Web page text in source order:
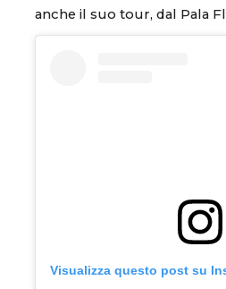
anche il suo tour, dal Pala
Visualizza questo post su